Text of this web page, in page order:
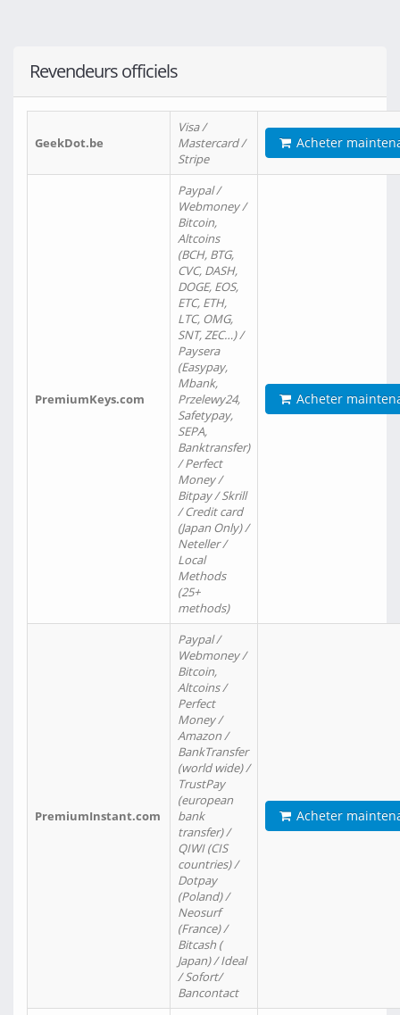
Revendeurs officiels
GeekDot.be
Visa /
Mastercard /
Stripe
Acheter
PremiumKeys.com
Paypal /
Webmoney /
Bitcoin,
Altcoins
(BCH, BTG,
CVC, DASH,
DOGE, EOS,
ETC, ETH,
LTC, OMG,
SNT, ZEC…) /
Paysera
(Easypay,
Mbank,
Przelewy24,
Safetypay,
SEPA,
Banktransfer)
/ Perfect
Money /
Bitpay / Skrill
/ Credit card
(Japan Only) /
Neteller /
Local
Methods
(25+
methods)
Acheter
PremiumInstant.com
Paypal /
Webmoney /
Bitcoin,
Altcoins /
Perfect
Money /
Amazon /
BankTransfer
(world wide) /
TrustPay
(european
bank
transfer) /
QIWI (CIS
countries) /
Dotpay
(Poland) /
Neosurf
(France) /
Bitcash (
Japan) / Ideal
/ Sofort/
Bancontact
Acheter